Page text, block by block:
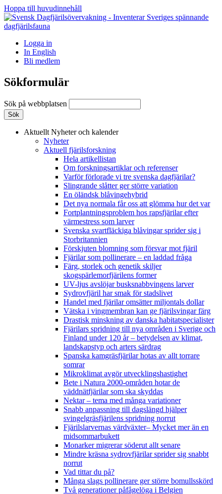
Hoppa till huvudinnehåll
Logga in
In English
Bli medlem
Sökformulär
Sök på webbplatsen
Aktuellt Nyheter och kalender
Nyheter
Aktuell fjärilsforskning
Hela artikellistan
Om forskningsartiklar och referenser
Varför förlorade vi tre svenska dagfjärilar?
Slingrande slåtter ger större variation
En öländsk blåvingehybrid
Det nya normala får oss att glömma hur det var
Fortplantningsproblem hos rapsfjärilar efter
värmestress som larver
Svenska svartfläckiga blåvingar sprider sig i
Storbritannien
Förskjuten blomning som försvar mot fjäril
Fjärilar som pollinerare – en laddad fråga
Färg, storlek och genetik skiljer
skogspärlemorfjärilens former
UV-ljus avslöjar busksnabbvingens larver
Sydrovfjäril har smak för stadslivet
Handel med fjärilar omsätter miljontals dollar
Vätska i vingmembran kan ge fjärilsvingar färg
Drastisk minskning av danska habitatspecialister
Fjärilars spridning till nya områden i Sverige och
Finland under 120 år– betydelsen av klimat,
landskapstyp och arters särdrag
Spanska kamgräsfjärilar hotas av allt torrare
somrar
Mikroklimat avgör utvecklingshastighet
Bete i Natura 2000-områden hotar de
väddnätfjärilar som ska skyddas
Nektar – tema med många variationer
Snabb anpassning till dagslängd hjälper
svingelgräsfjärilens spridning norrut
Fjärilslarvernas värdväxter– Mycket mer än en
midsommarbukett
Monarker migrerar söderut allt senare
Mindre kräsna sydrovfjärilar sprider sig snabbt
norrut
Vad tittar du på?
Många slags pollinerare ger större bomullsskörd
Två generationer påfågelöga i Belgien